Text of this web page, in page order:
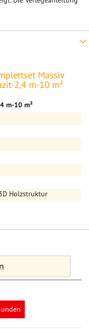
Massiv
2,4 m-10 m²
m-10 m²
Holzstruktur